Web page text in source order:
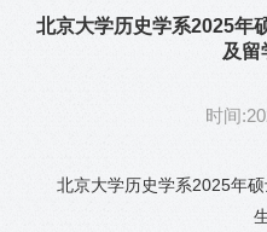
北京大学历史学系2025年
及留
时间
北京大学历史学系2025年